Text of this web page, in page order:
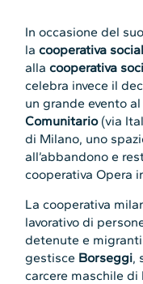
In occasione del
lacooperativa
allacooperativa
celebra invece il
un grande evento al
Comunitario(via
di Milano, uno
all’abbandono e
cooperativa Opera
La cooperativa
lavorativo di
detenute e
gestisce Borseggi,
carcere maschile di